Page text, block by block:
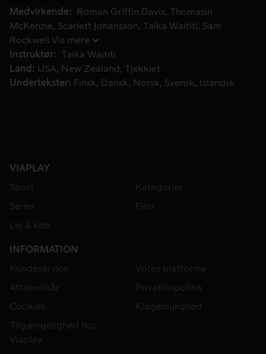
Medvirkende Roman Griffin Davis
Thomasin
McKenzie
Scarlett Johansson Taika Waititi
Sam
Rockwell
Vis mere
Instruktør
Taika Waititi
Land
USA New Zealand
Tjekkiet
Undertekster
Finsk Dansk Norsk Svensk Islandsk
VIAPLAY
Sport
Kategorier
Serier
Film
Lej & køb
INFORMATION
Kundeservice
Vores platforme
Aftalevilkår
Privatlivspolitik
Cookies
Klagemulighed
Tilgængelighed hos
Viaplay